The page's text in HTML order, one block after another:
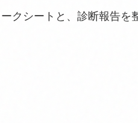
シートと、診断報告を